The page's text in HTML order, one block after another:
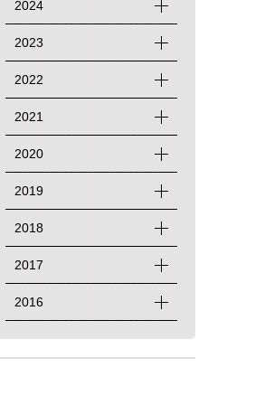
2024
2023
2022
2021
2020
2019
2018
2017
2016